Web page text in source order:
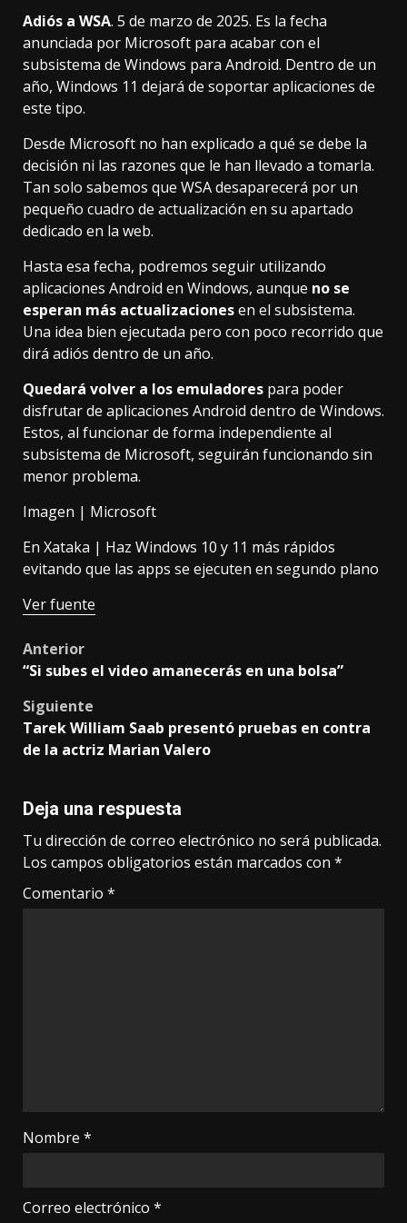
Adiós a WSA. 5 de marzo de 2025. Es la fecha
anunciada por Microsoft para acabar con el
subsistema de Windows para Android. Dentro de un
año, Windows 11 dejará de soportar aplicaciones de
este tipo.
Desde Microsoft no han explicado a qué se debe la
decisión ni las razones que le han llevado a tomarla.
Tan solo sabemos que WSA desaparecerá por un
pequeño cuadro de actualización en su apartado
dedicado en la web.
Hasta esa fecha, podremos seguir utilizando
aplicaciones Android en Windows, aunque no se
esperan más actualizacionesen el subsistema.
Una idea bien ejecutada pero con poco recorrido que
dirá adiós dentro de un año.
Quedará volver a los emuladores para poder
disfrutar de aplicaciones Android dentro de Windows.
Estos, al funcionar de forma independiente al
subsistema de Microsoft, seguirán funcionando sin
menor problema.
Imagen | Microsoft
En Xataka | Haz Windows 10 y 11 más rápidos
evitando que las apps se ejecuten en segundo plano
Ver fuente
Post
Anterior
“Si subes el video amanecerás en una bolsa”
Siguiente
Tarek William Saab presentó pruebas en contra
de la actriz Marian Valero
Deja una respuesta
Tu dirección de correo electrónico no será publicada.
Los campos obligatorios están marcados con *
Comentario *
Nombre *
Correo electrónico *